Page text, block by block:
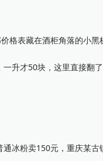
表藏在酒柜角落的小黑
才50块，这里直接翻了
粉卖150元，重庆某古